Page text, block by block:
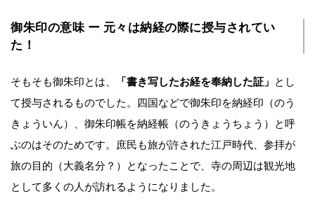
御朱印の意味 ー 元々は納経の際に授与されてい
た！
そもそも御朱印とは、 「書き写したお経を奉納した証」
とし
て授与されるものでした。四国などで御朱印を納経印（のう
きょういん）、御朱印帳を納経帳（のうきょうちょう）と呼
ぶのはそのためです。庶民も旅が許された江戸時代、参拝が
旅の目的（大義名分？）となったことで、寺の周辺は観光地
として多くの人が訪れるようになりました。